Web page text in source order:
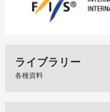
ライブラリー
各種資料